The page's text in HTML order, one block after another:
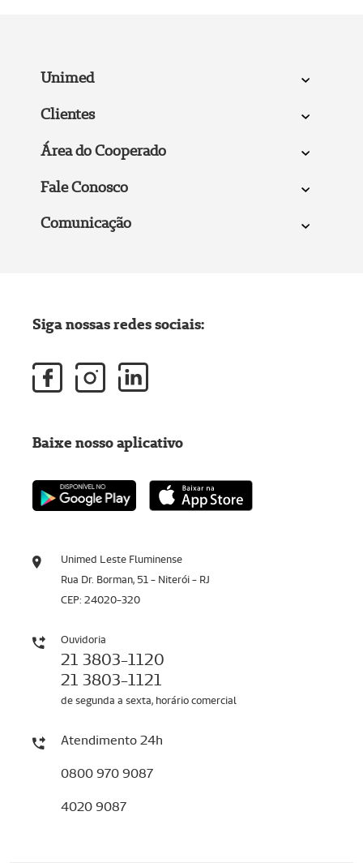
Unimed
Clientes
Área do Cooperado
Fale Conosco
Comunicação
Unimed Leste Fluminense
Rua Dr. Borman, 51 - Niterói - RJ
CEP: 24020-320
Ouvidoria
21 3803-1120
21 3803-1121
de segunda a sexta, horário comercial
Atendimento 24h
0800 970 9087
4020 9087
Siga nossas redes sociais:
Baixe nosso aplicativo